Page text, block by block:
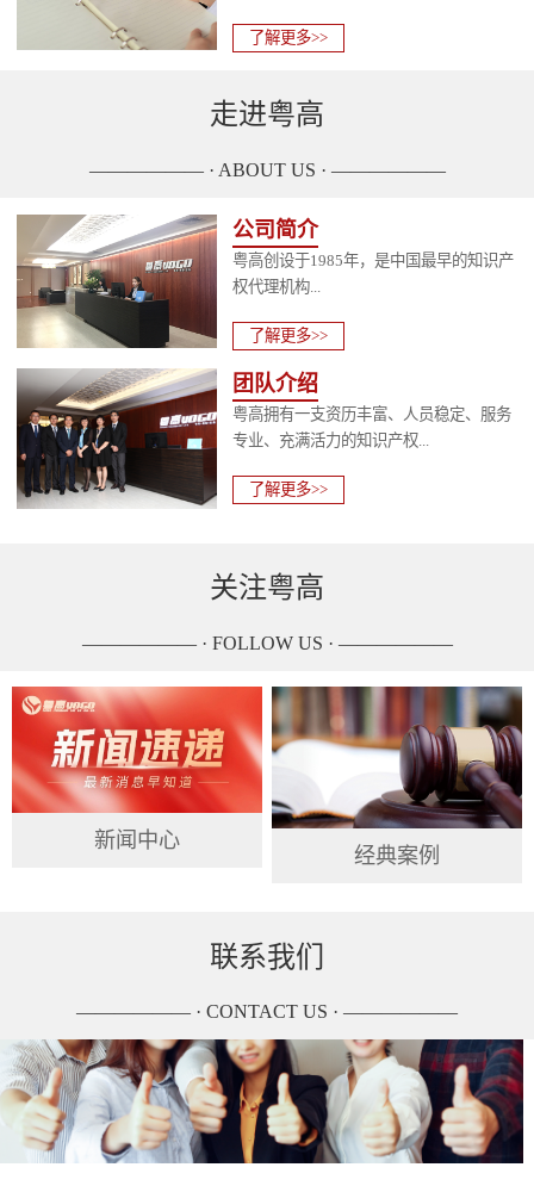
了解更多>>
走进粤高
—————— · ABOUT US · ——————
公司简介
粤高创设于1985年，是中国最早的知识产
权代理机构...
了解更多>>
团队介绍
粤高拥有一支资历丰富、人员稳定、服务
专业、充满活力的知识产权...
了解更多>>
关注粤高
—————— · FOLLOW US · ——————
新闻中心
经典案例
联系我们
—————— · CONTACT US · ——————